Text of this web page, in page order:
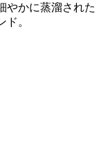
やかに蒸溜された
。